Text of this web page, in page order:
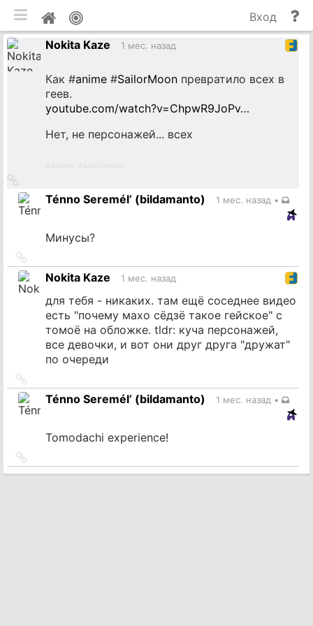
Мой
профиль
и
Вход
Nokita Kaze
1 мес. назад
Как #anime #SailorMoon превратило всех в
геев.
youtube.com/watch?v=ChpwR9JoPv…
Нет, не персонажей... всех
на
источникTénno Seremél’ (bildamanto) 1 мес. назад •
Минусы?
на
источник
Nokita Kaze 1 мес. назад
для тебя - никаких. там ещё соседнее видео
есть "почему махо сёдзё такое гейское" с
томоё на обложке. tldr: куча персонажей,
все девочки, и вот они друг друга "дружат"
по очереди
на
источник
Ténno Seremél’ (bildamanto) 1 мес. назад •
Tomodachi experience!
на
мобильная версия